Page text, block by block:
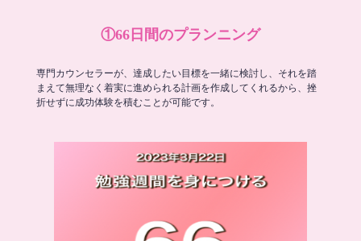
①66日間のプランニング
専門カウンセラーが、達成したい目標を一緒に検討し、それを踏
まえて無理なく着実に進められる計画を作成してくれるから、挫
折せずに成功体験を積むことが可能です。